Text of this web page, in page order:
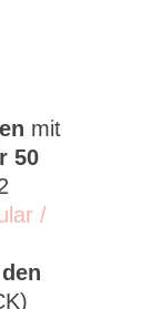
mit
50
/